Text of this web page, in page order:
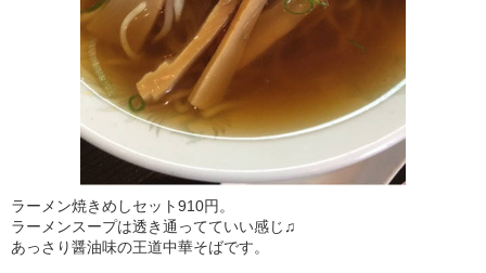
ラーメン焼きめしセット910円。
ラーメンスープは透き通ってていい感じ♫
あっさり醤油味の王道中華そばです。